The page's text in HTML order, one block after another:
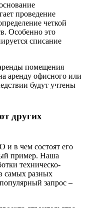
проведение
четкой
Особенно это
списание
помещения
аренду офисного или
будут учтены
других
и в чем состоят его
пример. Наша
техническо-
самых разных
запрос –